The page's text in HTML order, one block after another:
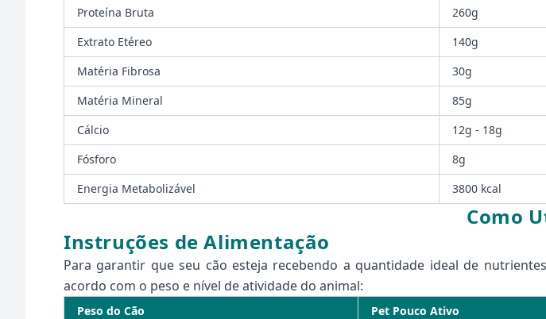
Proteína Bruta
260g
Extrato Etéreo
140g
Matéria Fibrosa
30g
Matéria Mineral
85g
Cálcio
12g - 18g
Fósforo
8g
Energia Metabolizável
3800 kcal
Como
Instruções de Alimentação
Para garantir que seu cão esteja recebendo a quantidade ideal de
acordo com o peso e nível de atividade do animal:
Peso do Cão Pet Pouco Ativo